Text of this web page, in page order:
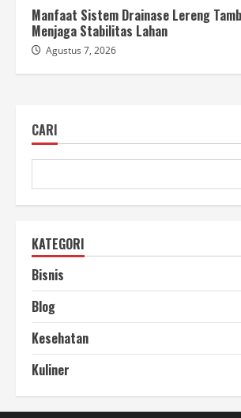
Manfaat Sistem Drainase Lereng
Menjaga Stabilitas Lahan
Agustus 7, 2026
CARI
KATEGORI
Bisnis
Blog
Kesehatan
Kuliner